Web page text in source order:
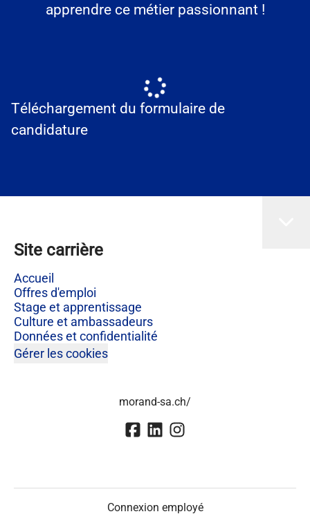
apprendre ce métier passionnant !
Téléchargement du formulaire de
candidature
Site carrière
Accueil
Offres d'emploi
Stage et apprentissage
Culture et ambassadeurs
Données et confidentialité
Gérer les cookies
morand-sa.ch/
Connexion employé